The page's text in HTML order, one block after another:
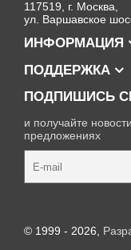
117519, г. Москва,
ул. Варшавское
ИНФОРМАЦИЯ
ПОДДЕРЖКА
ПОДПИШИСЬ
и получайте
предложениях
© 1999 - 2026,